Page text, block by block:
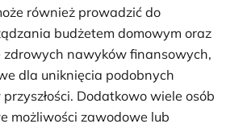
również prowadzić do
budżetem domowym oraz
zdrowych nawyków finansowych,
dla uniknięcia podobnych
Dodatkowo wiele osób
możliwości zawodowe lub